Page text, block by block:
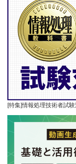
[特集]情報処理技術者試